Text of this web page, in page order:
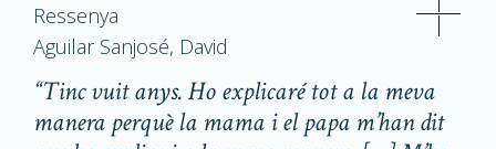
Ressenya
Aguilar Sanjosé, David
“Tinc vuit anys. Ho explicaré tot a la meva
manera perquè la mama i el papa m’han dit